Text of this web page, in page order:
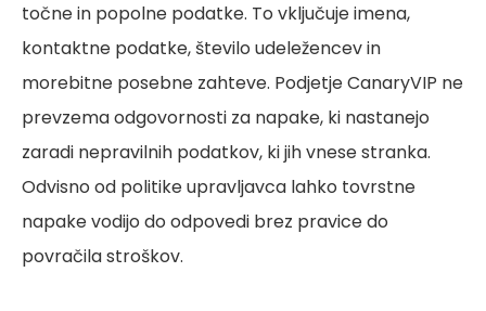
točne in popolne podatke. To vključuje imena,
kontaktne podatke, število udeležencev in
morebitne posebne zahteve. Podjetje CanaryVIP ne
prevzema odgovornosti za napake, ki nastanejo
zaradi nepravilnih podatkov, ki jih vnese stranka.
Odvisno od politike upravljavca lahko tovrstne
napake vodijo do odpovedi brez pravice do
povračila stroškov.